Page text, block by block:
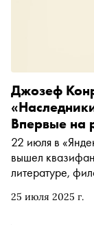
25 июля 2025 г.
Джозеф
Впервые на
22 июля в
вышел
литературе,
версия выйдет